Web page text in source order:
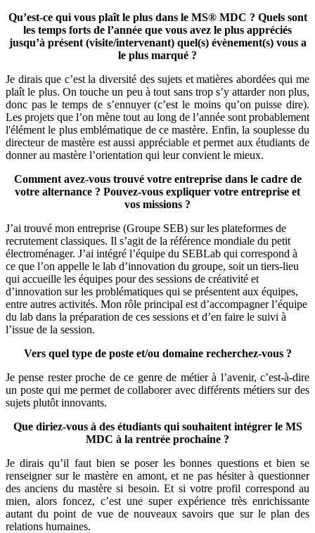
Qu’est-ce qui vous plaît le plus dans le MS® MDC ? Quels sont
les temps forts de l’année que vous avez le plus appréciés
jusqu’à présent (visite/intervenant) quel(s) évènement(s) vous a
le plus marqué ?
Je dirais que c’est la diversité des sujets et matières abordées qui me
plaît le plus. On touche un peu à tout sans trop s’y attarder non plus,
donc pas le temps de s’ennuyer (c’est le moins qu’on puisse dire).
Les projets que l’on mène tout au long de l’année sont probablement
l'élément le plus emblématique de ce mastère. Enfin, la souplesse du
directeur de mastère est aussi appréciable et permet aux étudiants de
donner au mastère l’orientation qui leur convient le mieux.
Comment avez-vous trouvé votre entreprise dans le cadre de
votre alternance ? Pouvez-vous expliquer votre entreprise et
vos missions ?
J’ai trouvé mon entreprise (Groupe SEB) sur les plateformes de
recrutement classiques. Il s’agit de la référence mondiale du petit
électroménager. J’ai intégré l’équipe du SEBLab qui correspond à
ce que l’on appelle le lab d’innovation du groupe, soit un tiers-lieu
qui accueille les équipes pour des sessions de créativité et
d’innovation sur les problématiques qui se présentent aux équipes,
entre autres activités. Mon rôle principal est d’accompagner l’équipe
du lab dans la préparation de ces sessions et d’en faire le suivi à
l’issue de la session.
Vers quel type de poste et/ou domaine recherchez-vous ?
Je pense rester proche de ce genre de métier à l’avenir, c’est-à-dire
un poste qui me permet de collaborer avec différents métiers sur des
sujets plutôt innovants.
Que diriez-vous à des étudiants qui souhaitent intégrer le MS
MDC à la rentrée prochaine ?
Je dirais qu’il faut bien se poser les bonnes questions et bien se
renseigner sur le mastère en amont, et ne pas hésiter à questionner
des anciens du mastère si besoin. Et si votre profil correspond au
mien, alors foncez, c’est une super expérience très enrichissante
autant du point de vue de nouveaux savoirs que sur le plan des
relations humaines.